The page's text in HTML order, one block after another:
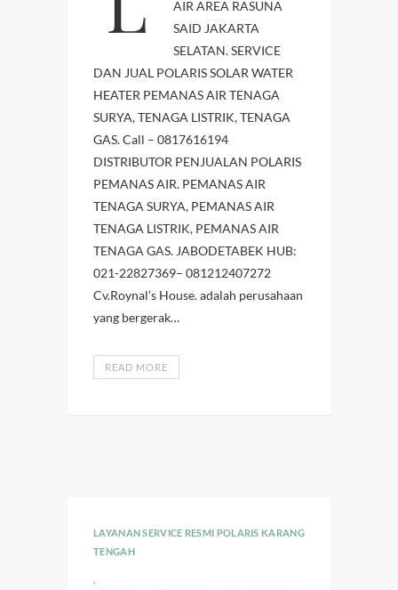
AIR AREA RASUNA
SAID JAKARTA
SELATAN. SERVICE
DAN JUAL POLARIS SOLAR WATER
HEATER PEMANAS AIR TENAGA
SURYA, TENAGA LISTRIK, TENAGA
GAS. Call – 0817616194
DISTRIBUTOR PENJUALAN POLARIS
PEMANAS AIR. PEMANAS AIR
TENAGA SURYA, PEMANAS AIR
TENAGA LISTRIK, PEMANAS AIR
TENAGA GAS. JABODETABEK HUB:
021-22827369– 081212407272
Cv.Roynal’s House. adalah perusahaan
yang bergerak…
READ MORE
LAYANAN SERVICE RESMI POLARIS KARANG
TENGAH